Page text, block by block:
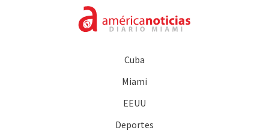
Cuba
Miami
EEUU
Deportes